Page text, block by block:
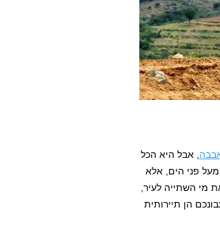
, אבל היא הכל
רק מאכלסת כ-100,000 איש ונמצאת בגובה של 1285 מטר מעל פני הים, אלא
אלו מספקים את מי השתייה לעיר,
הן תיירותית